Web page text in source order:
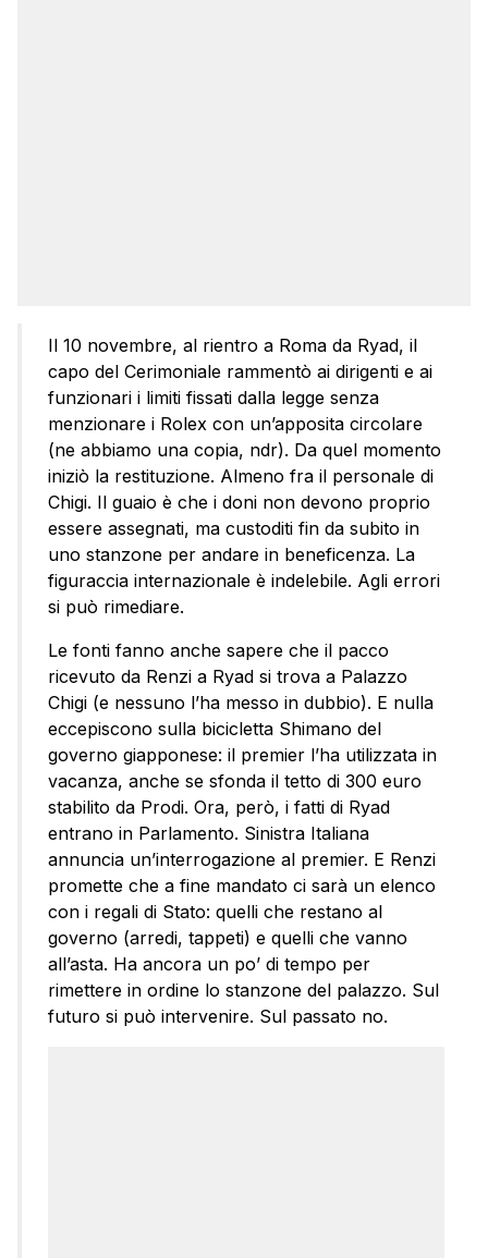
Il 10 novembre, al rientro a Roma da Ryad, il
capo del Cerimoniale rammentò ai dirigenti e ai
funzionari i limiti fissati dalla legge senza
menzionare i Rolex con un’apposita circolare
(ne abbiamo una copia, ndr). Da quel momento
iniziò la restituzione. Almeno fra il personale di
Chigi. Il guaio è che i doni non devono proprio
essere assegnati, ma custoditi fin da subito in
uno stanzone per andare in beneficenza. La
figuraccia internazionale è indelebile. Agli errori
si può rimediare.
Le fonti fanno anche sapere che il pacco
ricevuto da Renzi a Ryad si trova a Palazzo
Chigi (e nessuno l’ha messo in dubbio). E nulla
eccepiscono sulla bicicletta Shimano del
governo giapponese: il premier l’ha utilizzata in
vacanza, anche se sfonda il tetto di 300 euro
stabilito da Prodi. Ora, però, i fatti di Ryad
entrano in Parlamento. Sinistra Italiana
annuncia un’interrogazione al premier. E Renzi
promette che a fine mandato ci sarà un elenco
con i regali di Stato: quelli che restano al
governo (arredi, tappeti) e quelli che vanno
all’asta. Ha ancora un po’ di tempo per
rimettere in ordine lo stanzone del palazzo. Sul
futuro si può intervenire. Sul passato no.